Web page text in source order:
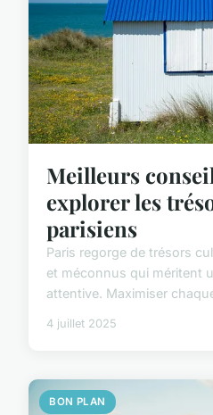
Meilleurs
explorer les
parisiens
Paris regorge de trésors
et méconnus qui méritent
attentive. Maximiser
4 juillet 2025
BON PLAN